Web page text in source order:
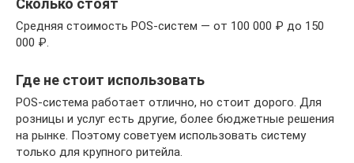
Сколько стоят
Средняя стоимость POS-систем — от 100 000 ₽ до 150
000 ₽.
Где не стоит использовать
POS-система работает отлично, но стоит дорого. Для
розницы и услуг есть другие, более бюджетные решения
на рынке. Поэтому советуем использовать систему
только для крупного ритейла.